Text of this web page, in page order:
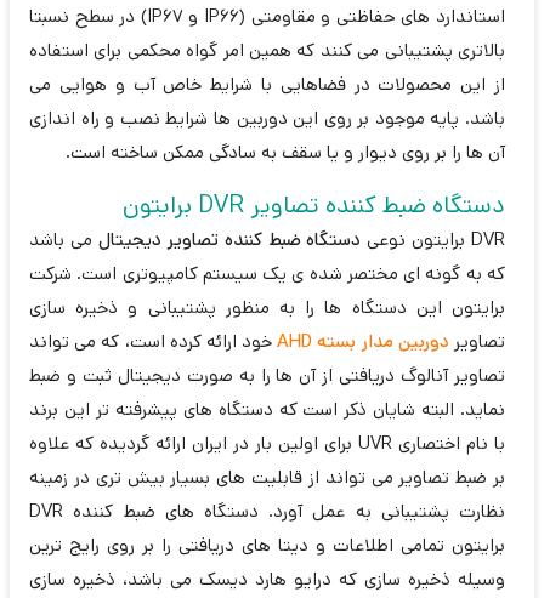
استاندارد های حفاظتی و مقاومتی (IP66 و IP67) در سطح نسبتا
بالاتری پشتیبانی می کنند که همین امر گواه محکمی برای استفاده
از این محصولات در فضاهایی با شرایط خاص آب و هوایی می
باشد. پایه موجود بر روی این دوربین ها شرایط نصب و راه اندازی
آن ها را بر روی دیوار و یا سقف به سادگی ممکن ساخته است.
دستگاه ضبط کننده تصاویر DVR برایتون
DVR برایتون نوعی دستگاه ضبط کننده تصاویر دیجیتال می باشد
که به گونه ای مختصر شده ی یک سیستم کامپیوتری است. شرکت
برایتون این دستگاه ها را به منظور پشتیبانی و ذخیره سازی
تصاویر دوربین مدار بسته AHD
خود ارائه کرده است، که می تواند
تصاویر آنالوگ دریافتی از آن ها را به صورت دیجیتال ثبت و ضبط
نماید. البته شایان ذکر است که دستگاه های پیشرفته تر این برند
با نام اختصاری UVR برای اولین بار در ایران ارائه گردیده که علاوه
بر ضبط تصاویر می تواند از قابلیت های بسیار بیش تری در زمینه
نظارت پشتیبانی به عمل آورد. دستگاه های ضبط کننده DVR
برایتون تمامی اطلاعات و دیتا های دریافتی را بر روی رایج ترین
وسیله ذخیره سازی که درایو هارد دیسک می باشد، ذخیره سازی